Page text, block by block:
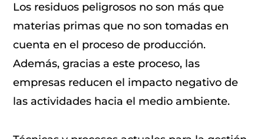
Los residuos peligrosos no son más que
materias primas que no son tomadas en
cuenta en el proceso de producción.
Además, gracias a este proceso, las
empresas reducen el impacto negativo de
las actividades hacia el medio ambiente.